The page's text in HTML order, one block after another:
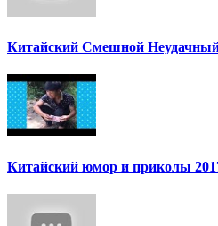
Китайский Смешной
Китайский юмор и приколы